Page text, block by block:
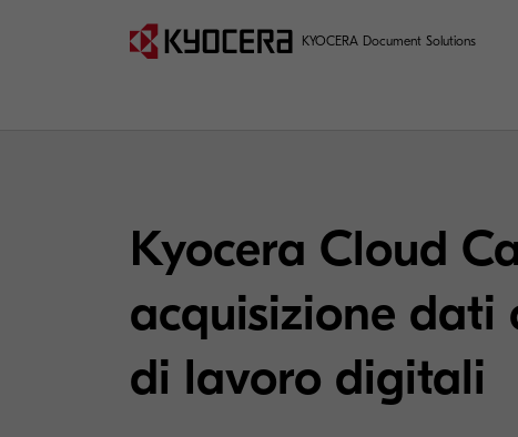
KYOCERA Document Solutions
Kyocera Cloud
acquisizione dati
di lavoro digitali